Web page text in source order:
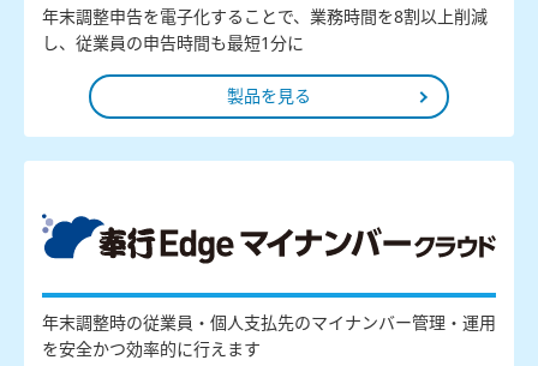
年末調整申告を電子化することで、業務時間を8割以上削減
し、従業員の申告時間も最短1分に
製品を見る
年末調整時の従業員・個人支払先のマイナンバー管理・運用
を安全かつ効率的に行えます